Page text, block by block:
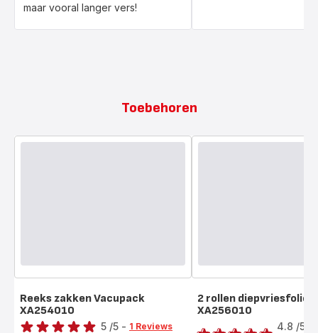
maar vooral langer vers!
Toebehoren
Reeks zakken Vacupack
XA254010
Score
5 /5 - 1 Reviews
2 rollen diepvriesfolie
XA256010
Score
4.8 /5